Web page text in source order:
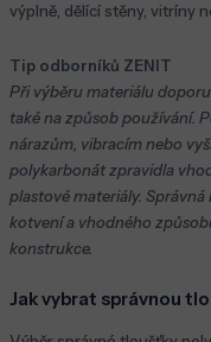
výplně, dělící stěny, vitríny
Tip odborníků ZENIT
Při výběru materiálu
také na způsob používání.
nárazům, vibracím nebo
polykarbonát zpravidla
plastové materiály.
kotvení a vhodného
konstrukce.
Jak vybrat správnou